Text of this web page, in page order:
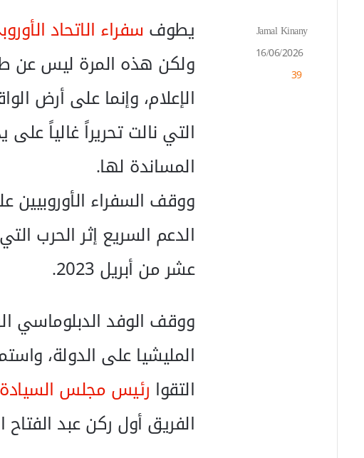
يطوف سفراء الاتحاد
ولكن هذه المرة ليس عن
الإعلام، وإنما على أرض
التي نالت تحريراً غالياً
المساندة لها.
ووقف السفراء الأوروبيين
الدعم السريع إثر الحرب
عشر من أبريل 2023.
ووقف الوفد الدبلوماسي
المليشيا على الدولة،
التقوا رئيس مجلس السيادة
الفريق أول ركن عبد
Jamal Kinany
16/06/2026
39